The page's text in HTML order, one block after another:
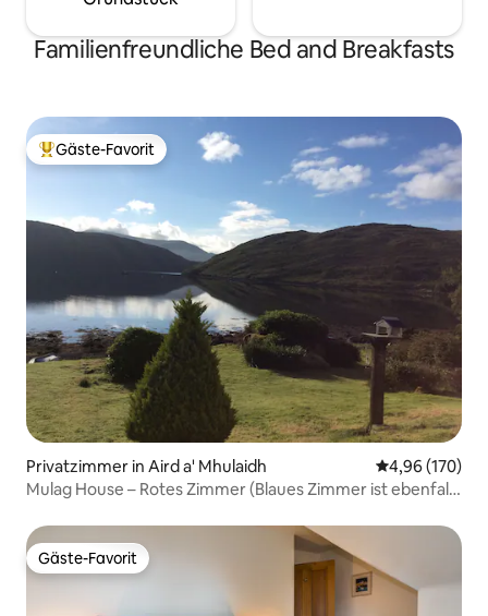
Familienfreundliche Bed and Breakfasts
Beliebter Gäste-Favorit.
Gäste-Favorit
Privatzimmer in Aird a' Mhulaidh
4,96 (170)
Mulag House – Rotes Zimmer (Blaues Zimmer ist ebenfalls
Gäste-Favorit
Gäste-Favorit